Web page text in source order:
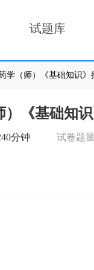
试题库
学（师）《基础知识》
）《基础知
分钟 试卷题量